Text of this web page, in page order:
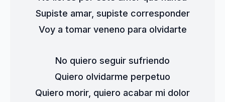
Supiste amar, supiste corresponder
Voy a tomar veneno para olvidarte
No quiero seguir sufriendo
Quiero olvidarme perpetuo
Quiero morir, quiero acabar mi dolor